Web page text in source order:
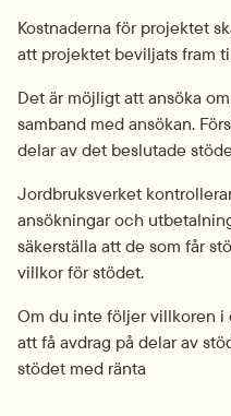
Kostnaderna för projektet
att projektet beviljats fram
Det är möjligt att ansöka
samband med ansökan.
delar av det beslutade
Jordbruksverket
ansökningar och
säkerställa att de som får
villkor för stödet.
Om du inte följer villkoren i
att få avdrag på delar av
stödet med ränta